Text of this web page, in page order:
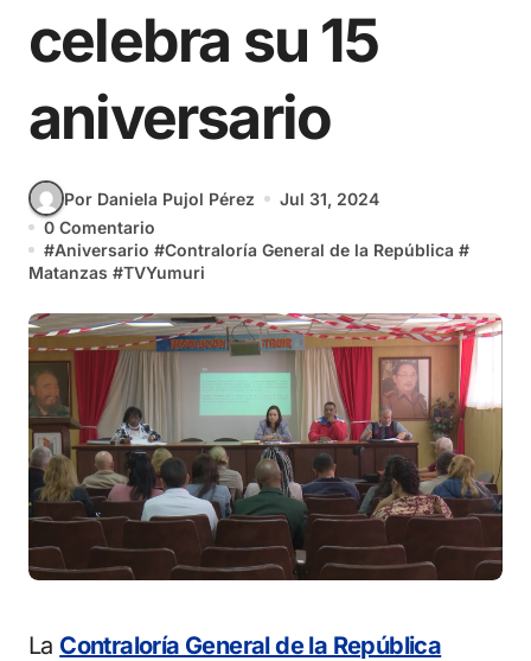
celebra su 15
aniversario
Por Daniela Pujol Pérez
Jul 31, 2024
0 Comentario
#Aniversario #Contraloría General de la República #
Matanzas #TVYumuri
La Contraloría General de la República